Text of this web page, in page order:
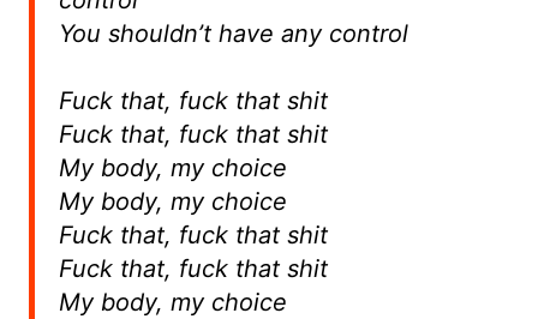
You shouldn’t have any control
Fuck that, fuck that shit
Fuck that, fuck that shit
My body, my choice
My body, my choice
Fuck that, fuck that shit
Fuck that, fuck that shit
My body, my choice